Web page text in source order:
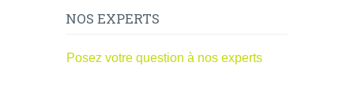
NOS EXPERTS
Posez votre question à nos experts